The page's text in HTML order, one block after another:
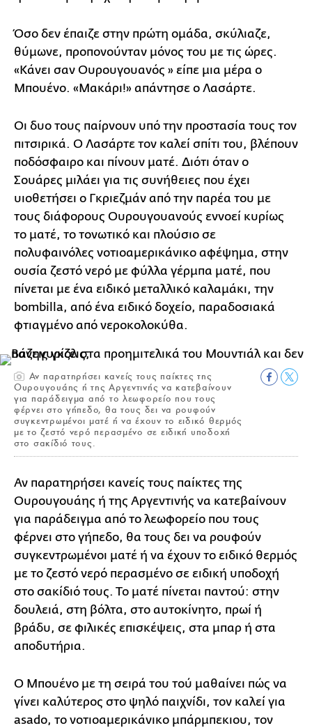
Όσο δεν έπαιζε στην πρώτη ομάδα, σκύλιαζε,
θύμωνε, προπονούνταν μόνος του με τις ώρες.
«Κάνει σαν Ουρουγουανός » είπε μια μέρα ο
Μπουένο. «Μακάρι!» απάντησε ο Λασάρτε.
Οι δυο τους παίρνουν υπό την προστασία τους τον
πιτσιρικά. Ο Λασάρτε τον καλεί σπίτι του, βλέπουν
ποδόσφαιρο και πίνουν ματέ. Διότι όταν ο
Σουάρες μιλάει για τις συνήθειες που έχει
υιοθετήσει ο Γκριεζμάν από την παρέα του με
τους διάφορους Ουρουγουανούς εννοεί κυρίως
το ματέ, το τονωτικό και πλούσιο σε
πολυφαινόλες νοτιοαμερικάνικο αφέψημα, στην
ουσία ζεστό νερό με φύλλα γέρμπα ματέ, που
πίνεται με ένα ειδικό μεταλλικό καλαμάκι, την
bombilla, από ένα ειδικό δοχείο, παραδοσιακά
φτιαγμένο από νεροκολοκύθα.
Αν παρατηρήσει κανείς τους παίκτες της
Ουρουγουάης ή της Αργεντινής να κατεβαίνουν
για παράδειγμα από το λεωφορείο που τους
φέρνει στο γήπεδο, θα τους δει να ρουφούν
συγκεντρωμένοι ματέ ή να έχουν το ειδικό θερμός
με το ζεστό νερό περασμένο σε ειδική υποδοχή
στο σακίδιό τους.
Αν παρατηρήσει κανείς τους παίκτες της
Ουρουγουάης ή της Αργεντινής να κατεβαίνουν
για παράδειγμα από το λεωφορείο που τους
φέρνει στο γήπεδο, θα τους δει να ρουφούν
συγκεντρωμένοι ματέ ή να έχουν το ειδικό θερμός
με το ζεστό νερό περασμένο σε ειδική υποδοχή
στο σακίδιό τους. Το ματέ πίνεται παντού: στην
δουλειά, στη βόλτα, στο αυτοκίνητο, πρωί ή
βράδυ, σε φιλικές επισκέψεις, στα μπαρ ή στα
αποδυτήρια.
Ο Μπουένο με τη σειρά του τού μαθαίνει πώς να
γίνει καλύτερος στο ψηλό παιχνίδι, τον καλεί για
asado, το νοτιοαμερικάνικο μπάρμπεκιου, τον